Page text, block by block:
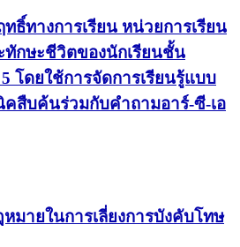
ธิ์ทางการเรียน หน่วยการเรียน
ทักษะชีวิตของนักเรียนชั้น
โดยใช้การจัดการเรียนรู้แบบ
คสืบค้นร่วมกับคำถามอาร์-ซี-เอ
มายในการเลี่ยงการบังคับโทษ